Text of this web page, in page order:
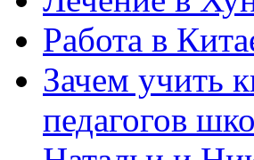
Работа в
Зачем учить
педагогов